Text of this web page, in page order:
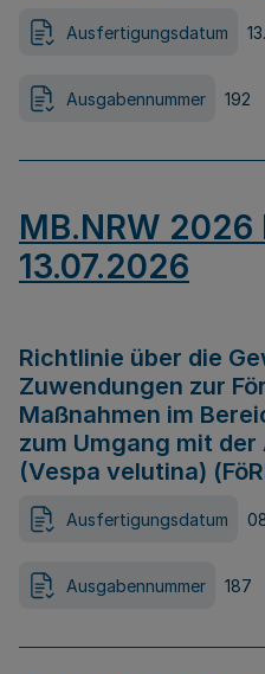
Ausfertigungsdatum
Ausgabennummer 192
MB.NRW 2026
13.07.2026
Richtlinie über die
Zuwendungen zur
Maßnahmen im
zum Umgang mit
(Vespa velutina)
Ausfertigungsdatum
Ausgabennummer 187